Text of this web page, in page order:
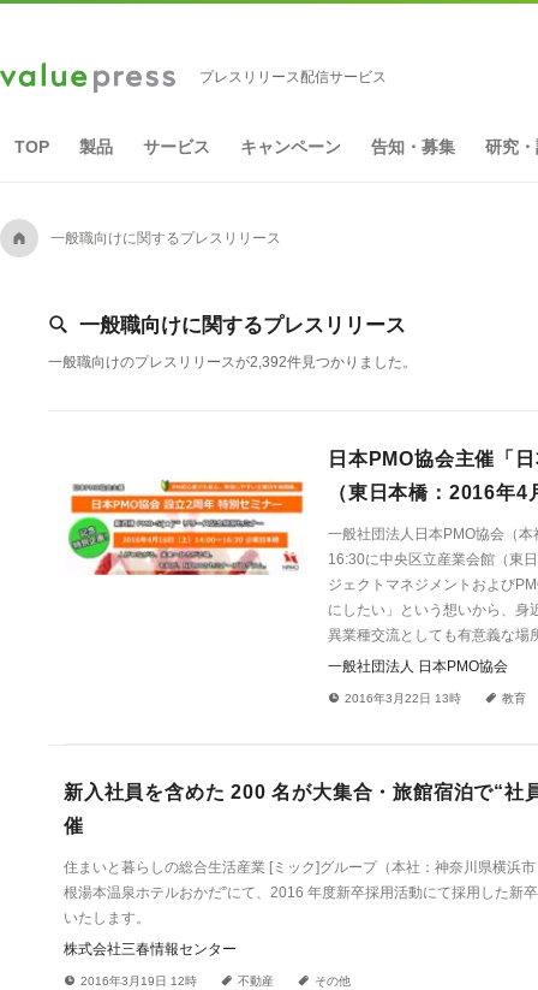
プレスリリース配信サービス
TOP 製品 サービス キャンペーン 告知・募集 研究
A 一般職向けに関するプレスリリース
[ 一般職向けに関するプレスリリース
一般職向けのプレスリリースが2,392件見つかりました。
日本PMO協会主催「
（東日本橋：2016年
一般社団法人日本PMO協会（
16:30に中央区立産業会館（東
ジェクトマネジメントおよび
にしたい」という想いから、身
異業種交流としても有意義な場
一般社団法人 日本PMO協会
! 2016年3月22日 13時 a 教育
新入社員を含めた 200 名が大集合・旅館宿泊で“
催
住まいと暮らしの総合生活産業 [ミック]グループ（本社：神奈川県横浜
根湯本温泉ホテルおかだ”にて、2016 年度新卒採用活動にて採用した新
いたします。
株式会社三春情報センター
! 2016年3月19日 12時 a 不動産 a その他